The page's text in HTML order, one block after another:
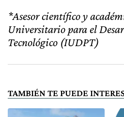
*Asesor científico y
Universitario para el
Tecnológico (IUDPT)
TAMBIÉN TE PUEDE